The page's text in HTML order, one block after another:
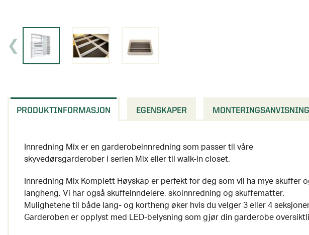
PRODUKTINFORMASJON EGENSKAPER
Innredning Mix er en garderobeinnredning som passer til våre
skyvedørsgarderober i serien Mix eller til walk-in closet.
Innredning Mix Komplett Høyskap er perfekt for deg som vil ha mye skuffer
langheng. Vi har også skuffeinndelere, skoinnredning og skuffematter.
Mulighetene til både lang- og kortheng øker hvis du velger 3 eller 4
Garderoben er opplyst med LED-belysning som gjør din garderobe